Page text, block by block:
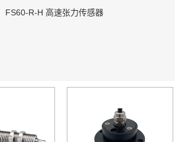
FS60-R-H 高速张力传感器